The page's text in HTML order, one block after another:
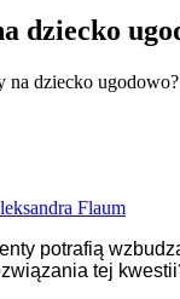
dziecko
na dziecko
Flaum
potrafią
tej